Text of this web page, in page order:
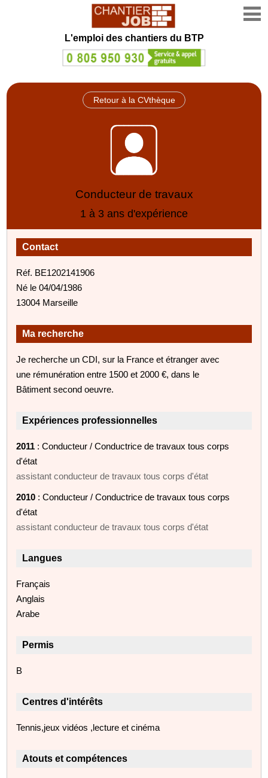
L'emploi des chantiers du BTP
Retour à la CVthèque
Conducteur de travaux
1 à 3 ans d'expérience
Contact
Réf. BE1202141906
Né le 04/04/1986
13004 Marseille
Ma recherche
Je recherche un CDI, sur la France et étranger avec
une rémunération entre 1500 et 2000 €, dans le
Bâtiment second oeuvre.
Expériences professionnelles
2011 : Conducteur / Conductrice de travaux tous corps
d'état
assistant conducteur de travaux tous corps d'état
2010 : Conducteur / Conductrice de travaux tous corps
d'état
assistant conducteur de travaux tous corps d'état
Langues
Français
Anglais
Arabe
Permis
B
Centres d'intérêts
Tennis,jeux vidéos ,lecture et cinéma
Atouts et compétences